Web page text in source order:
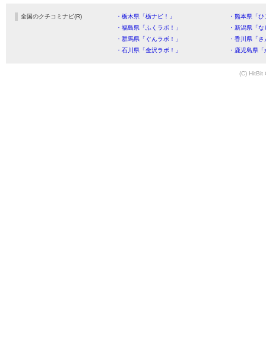
全国のクチコミナビ(R) ・栃木県「栃ナビ！」
・熊本県「
・福島県「ふくラボ！」
・新潟県「
・群馬県「ぐんラボ！」
・香川県「
・石川県「金沢ラボ！」
・鹿児島県
(C) HitBit